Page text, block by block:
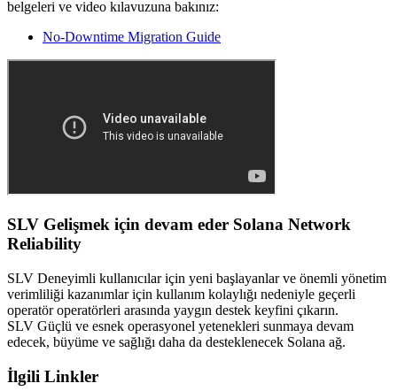
belgeleri ve video kılavuzuna bakınız:
No-Downtime Migration Guide
SLV Gelişmek için devam eder Solana Network
Reliability
SLV Deneyimli kullanıcılar için yeni başlayanlar ve önemli yönetim
verimliliği kazanımlar için kullanım kolaylığı nedeniyle geçerli
operatör operatörleri arasında yaygın destek keyfini çıkarın.
SLV Güçlü ve esnek operasyonel yetenekleri sunmaya devam
edecek, büyüme ve sağlığı daha da desteklenecek Solana ağ.
İlgili Linkler